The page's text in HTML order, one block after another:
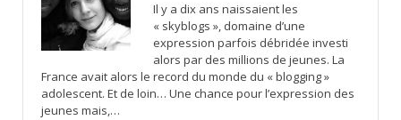
Il y a dix ans naissaient les
« skyblogs », domaine d’une
expression parfois débridée investi
alors par des millions de jeunes. La
France avait alors le record du monde du « blogging »
adolescent. Et de loin… Une chance pour l’expression des
jeunes mais,…